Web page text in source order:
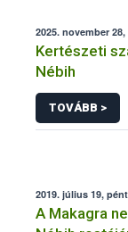
2025. november
Kertészeti
Nébih
TOVÁBB >
2019. július 19,
A Makagra